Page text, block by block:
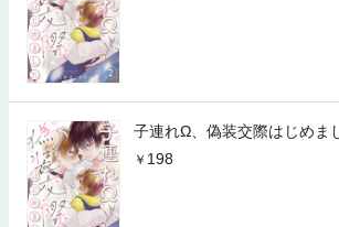
子連れΩ、偽装交際はじめま
198